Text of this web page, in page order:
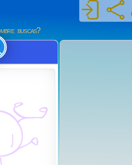
buscas?